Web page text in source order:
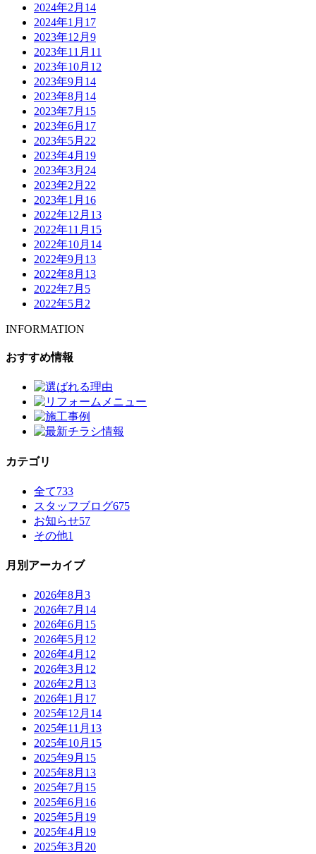
2024年2月 14
2024年1月 17
2023年12月 9
2023年11月 11
2023年10月 12
2023年9月 14
2023年8月 14
2023年7月 15
2023年6月 17
2023年5月 22
2023年4月 19
2023年3月 24
2023年2月 22
2023年1月 16
2022年12月 13
2022年11月 15
2022年10月 14
2022年9月 13
2022年8月 13
2022年7月 5
2022年5月 2
INFORMATION
おすすめ情報
カテゴリ
全て733
スタッフブログ675
お知らせ57
その他1
月別アーカイブ
2026年8月 3
2026年7月 14
2026年6月 15
2026年5月 12
2026年4月 12
2026年3月 12
2026年2月 13
2026年1月 17
2025年12月 14
2025年11月 13
2025年10月 15
2025年9月 15
2025年8月 13
2025年7月 15
2025年6月 16
2025年5月 19
2025年4月 19
2025年3月 20